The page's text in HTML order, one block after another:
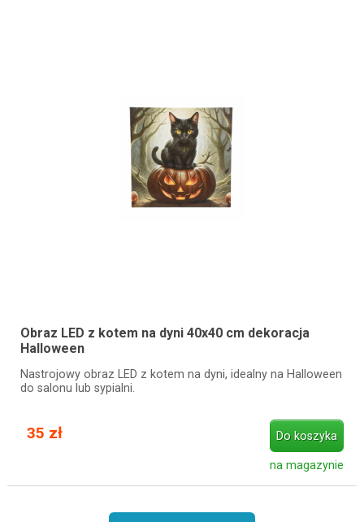
Obraz LED z kotem na dyni 40x40 cm dekoracja
Halloween
Nastrojowy obraz LED z kotem na dyni, idealny na Halloween
do salonu lub sypialni.
35 zł Do koszyka
na magazynie